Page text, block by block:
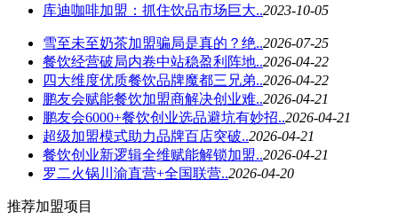
库迪咖啡加盟：抓住饮品市场巨大..2023-10-05
雪至未至奶茶加盟骗局是真的？绝..2026-07-25
餐饮经营破局内卷中站稳盈利阵地..2026-04-22
四大维度优质餐饮品牌魔都三兄弟..2026-04-22
鹏友会赋能餐饮加盟商解决创业难..2026-04-21
鹏友会6000+餐饮创业选品避坑有妙招..2026-04-21
超级加盟模式助力品牌百店突破..2026-04-21
餐饮创业新逻辑全维赋能解锁加盟..2026-04-21
罗二火锅川渝直营+全国联营..2026-04-20
推荐加盟项目